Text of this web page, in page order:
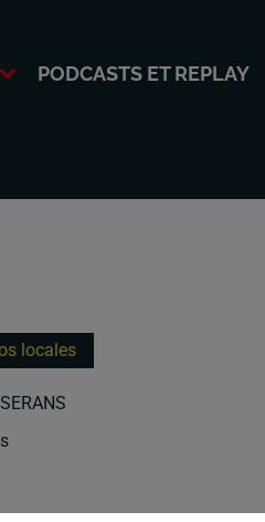
PODCASTS ET REPLAY
locales